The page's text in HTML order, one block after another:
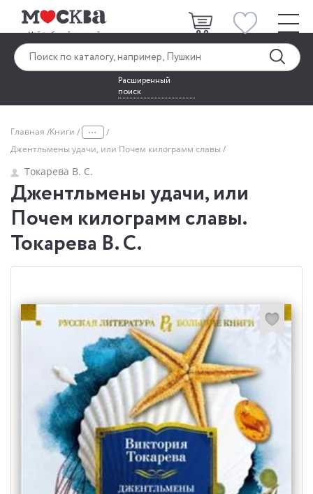
Расширенный
поиск
Главная Книги ...
Джентльмены удачи, или Почем килограмм славы
Токарева В. С.
Джентльмены удачи, или
Почем килограмм славы.
Токарева В. С.